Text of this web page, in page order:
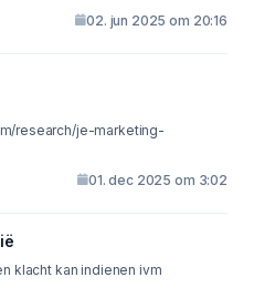
02. jun 2025 om 20:16
research/je-marketing-
01. dec 2025 om 3:02
klacht kan indienen ivm